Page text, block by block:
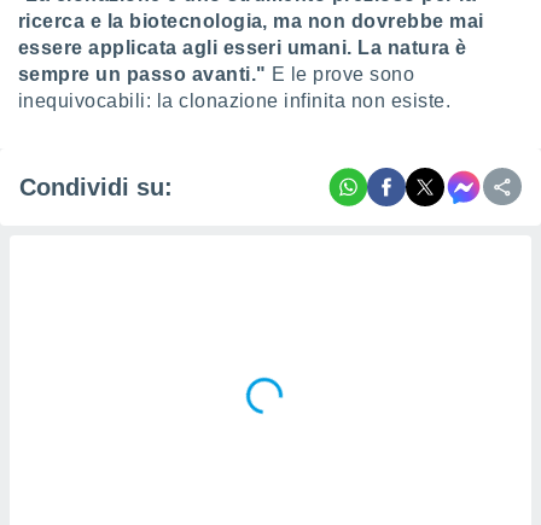
ricerca e la biotecnologia, ma non dovrebbe mai
essere applicata agli esseri umani. La natura è
sempre un passo avanti." E le prove sono
inequivocabili: la clonazione infinita non esiste.
Condividi su: